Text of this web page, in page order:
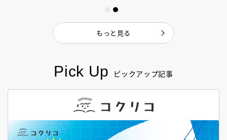
Pick Up ピックアップ記事
もっと見る